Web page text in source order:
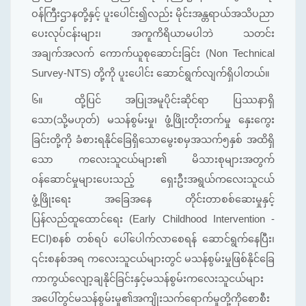
ဝန်ကြီးဌာနတို့နှင့် ပူးပေါင်း၍လည်း မိုင်းအန္တရာယ်အသိပညာ
ပေးလုပ်ငန်းများ၊ အကူကိရိယာမပါဘဲ သတင်း
အချက်အလက် ကောက်ယူစုဆောင်းခြင်း (Non Technical
Survey-NTS) တို့ကို ပူးပေါင်း ဆောင်ရွက်လျက်ရှိပါတယ်။
၆။
ထို့ပြင် အပြုအမူပိုင်းဆိုင်ရာ ပြဿနာရှိ
သော(သို့မဟုတ်) မသန်စွမ်းမှု၊ ဖွံ့ဖြိုးတိုးတက်မှု နှေးကွေး
ခြင်းတို့ကို ခံစားရနိုင်ခြေရှိသောမွေးစမှအသက်၅နှစ် အထိရှိ
သော ကလေးသူငယ်များ၏ မိသားစုများအတွက်
ဝန်ဆောင်မှုများပေးသည့် ရှေးဦးအရွယ်ကလေးသူငယ်
ဖွံ့ဖြိုးရေး အခြေအနေ တိုင်းတာစစ်ဆေးမှုနှင့်
ပြန်လည်ထူထောင်ရေး (Early Childhood Intervention -
ECI)စနစ် တစ်ရပ် ပေါ်ပေါက်လာစေရန် ဆောင်ရွက်နေပြီး၊
၎င်းစနစ်အရ ကလေးသူငယ်များတွင် မသန်စွမ်းမှုဖြစ်နိုင်ခြေ
ကာကွယ်လျော့ချနိုင်ခြင်းနှင့်မသန်စွမ်းကလေးသူငယ်များ
အပေါ်တွင်မသန်စွမ်းမှု၏အကျိုးသက်ရောက်မှုတို့ကိုစောစီး